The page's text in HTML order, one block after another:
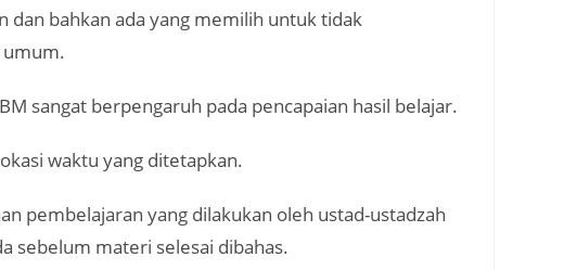
dan bahkan ada yang memilih untuk tidak
umum.
sangat berpengaruh pada pencapaian hasil belajar.
waktu yang ditetapkan.
pembelajaran yang dilakukan oleh ustad-ustadzah
sebelum materi selesai dibahas.